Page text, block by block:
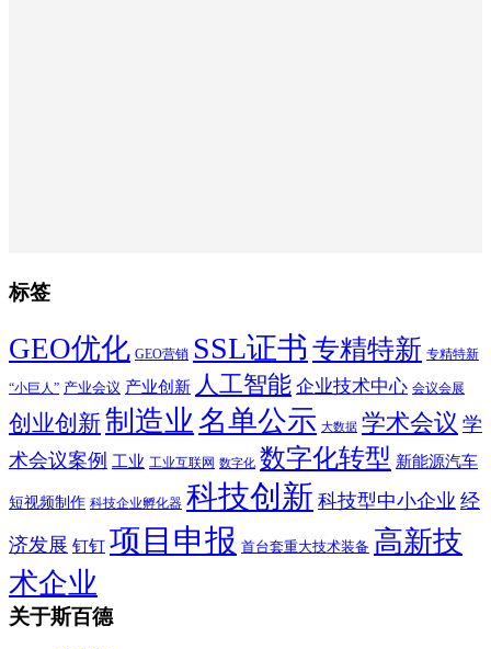
标签
GEO优化 GEO营销 SSL证书 专精特新 专精特新
“小巨人” 产业会议 产业创新 人工智能 企业技术中心 会议会展
创业创新制造业 名单公示 大数据 学术会议 学
术会议案例 工业 工业互联网 数字化 数字化转型 新能源汽车
短视频制作 科技企业孵化器 科技创新 科技型中小企业 经
济发展 钉钉 项目申报 首台套重大技术装备 高新技
术企业
关于斯百德